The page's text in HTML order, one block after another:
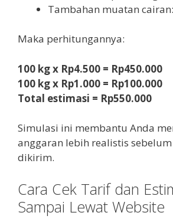
Tambahan muatan
Maka perhitungannya:
100 kg x Rp4.500 = Rp450.000
100 kg x Rp1.000 = Rp100.000
Total estimasi = Rp550.000
Simulasi ini membantu Anda
anggaran lebih realistis
dikirim.
Cara Cek Tarif dan
Sampai Lewat Website